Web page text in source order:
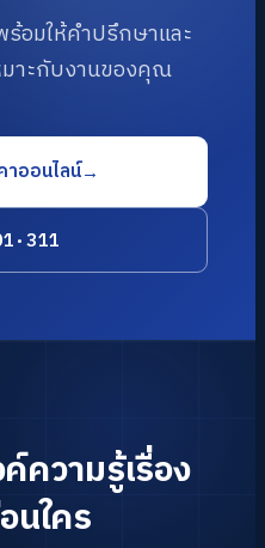
ร้อมให้คำปรึกษาและ
มาะกับงานของคุณ
าออนไลน์→
ความรู้เรื่อง
นใคร